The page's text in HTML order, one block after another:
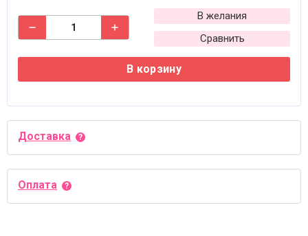
В желания
Сравнить
В корзину
Доставка
Оплата